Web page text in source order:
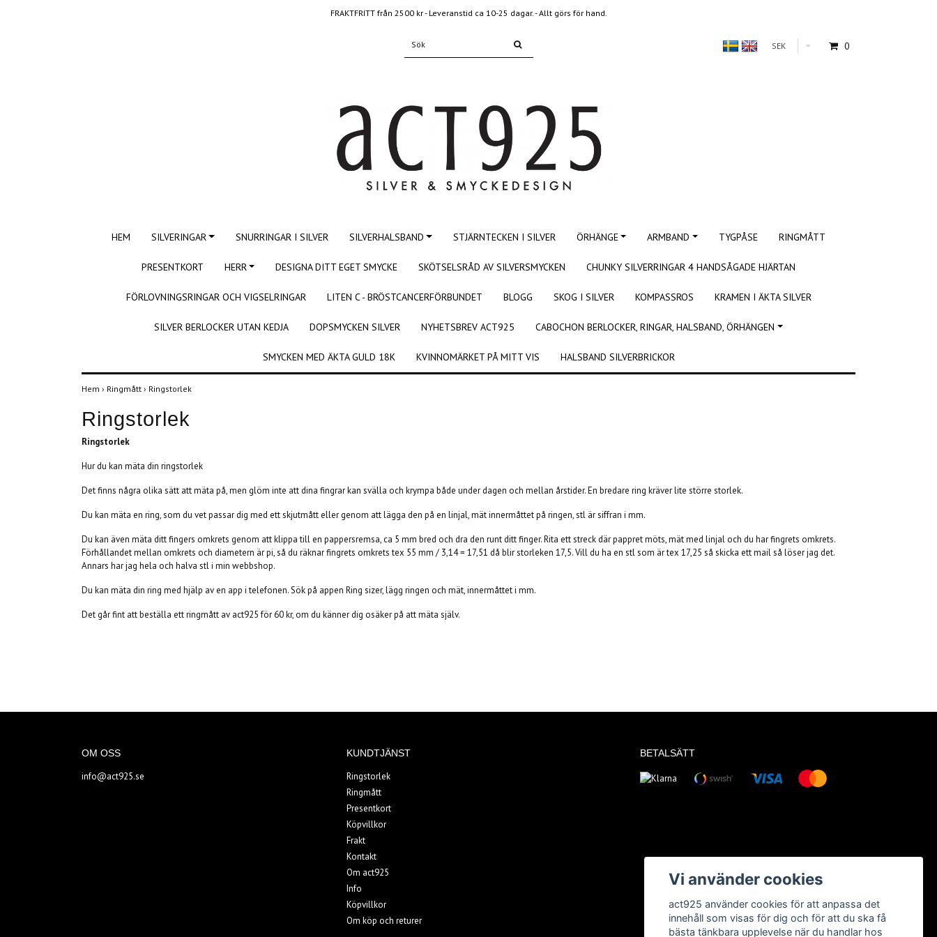
FRAKTFRITT från 2500 kr - Leveranstid ca 10-25 dagar. - Allt görs för hand.
SEK 0
HEM SILVERINGAR SNURRINGAR I SILVER SILVERHALSBAND STJÄRNTECKEN I SILVER ÖRHÄNGE ARMBAND TYGPÅSE RINGMÅTT
PRESENTKORT HERR DESIGNA DITT EGET SMYCKE SKÖTSELSRÅD AV SILVERSMYCKEN CHUNKY SILVERRINGAR 4 HANDSÅGADE HJÄRTAN
FÖRLOVNINGSRINGAR OCH VIGSELRINGAR LITEN C - BRÖSTCANCERFÖRBUNDET BLOGG SKOG I SILVER KOMPASSROS KRAMEN I ÄKTA SILVER
SILVER BERLOCKER UTAN KEDJA DOPSMYCKEN SILVER NYHETSBREV ACT925 CABOCHON BERLOCKER, RINGAR, HALSBAND, ÖRHÄNGEN
SMYCKEN MED ÄKTA GULD 18K KVINNOMÄRKET PÅ MITT VIS HALSBAND SILVERBRICKOR
Hem › Ringmått › Ringstorlek
Ringstorlek
Ringstorlek
Hur du kan mäta din ringstorlek
Det finns några olika sätt att mäta på, men glöm inte att dina fingrar kan svälla och krympa både under dagen och mellan årstider. En bredare ring kräver lite större storlek.
Du kan mäta en ring, som du vet passar dig med ett skjutmått eller genom att lägga den på en linjal, mät innermåttet på ringen, stl är siffran i mm.
Du kan även mäta ditt fingers omkrets genom att klippa till en pappersremsa, ca 5 mm bred och dra den runt ditt finger. Rita ett streck där pappret möts, mät med linjal och du har fingrets omkrets.
Förhållandet mellan omkrets och diametern är pi, så du räknar fingrets omkrets tex 55 mm / 3,14 = 17,51 då blir storleken 17,5. Vill du ha en stl som är tex 17,25 så skicka ett mail så löser jag det.
Annars har jag hela och halva stl i min webbshop.
Du kan mäta din ring med hjälp av en app i telefonen. Sök på appen Ring sizer, lägg ringen och mät, innermåttet i mm.
Det går fint att beställa ett ringmått av act925 för 60 kr, om du känner dig osäker på att mäta själv.
OM OSS
info@act925.se
KUNDTJÄNST
Ringstorlek
Ringmått
Presentkort
Köpvillkor
Frakt
Kontakt
Om act925
Info
Köpvillkor
Om köp och returer
BETALSÄTT
Vi använder cookies
act925 använder cookies för att anpassa det
innehåll som visas för dig och för att du ska få
bästa tänkbara upplevelse när du handlar hos